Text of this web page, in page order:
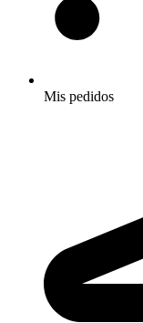
Mis pedidos